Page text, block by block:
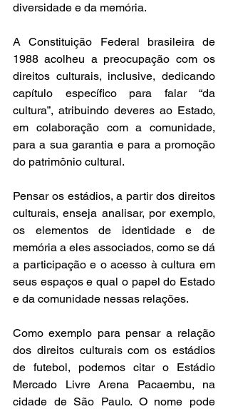
diversidade e da memória.
A Constituição Federal brasileira de
1988 acolheu a preocupação com os
direitos culturais, inclusive, dedicando
capítulo específico para falar “da
cultura”, atribuindo deveres ao Estado,
em colaboração com a comunidade,
para a sua garantia e para a promoção
do patrimônio cultural.
Pensar os estádios, a partir dos direitos
culturais, enseja analisar, por exemplo,
os elementos de identidade e de
memória a eles associados, como se dá
a participação e o acesso à cultura em
seus espaços e qual o papel do Estado
e da comunidade nessas relações.
Como exemplo para pensar a relação
dos direitos culturais com os estádios
de futebol, podemos citar o Estádio
Mercado Livre Arena Pacaembu, na
cidade de São Paulo. O nome pode